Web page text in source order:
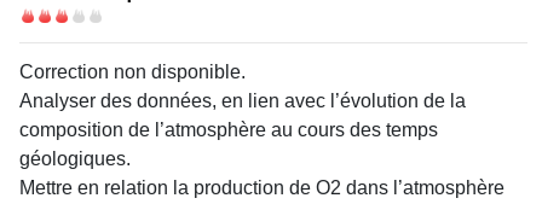
Difficulté
Correction non disponible.
Analyser des données, en lien avec l’évolution de la
composition de l’atmosphère au cours des temps
géologiques.
Mettre en relation la production de O2 dans l’atmosphère